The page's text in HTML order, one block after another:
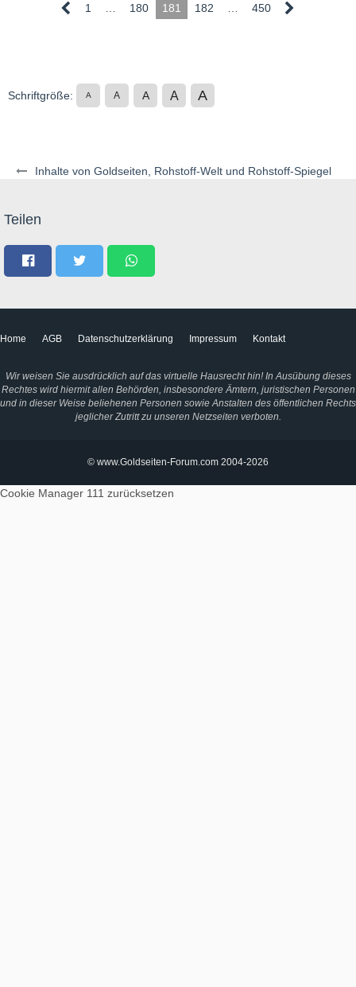
Inhalte von Goldseiten, Rohstoff-Welt und Rohstoff-Spiegel
1 180 181 182 450
Schriftgröße: A A A A A
Teilen
Home AGB Datenschutzerklärung Impressum Kontakt
Wir weisen Sie ausdrücklich auf das virtuelle Hausrecht hin! In Ausübung dieses
Rechtes wird hiermit allen Behörden, insbesondere Ämtern, juristischen Personen
und in dieser Weise beliehenen Personen sowie Anstalten des öffentlichen Rechts
jeglicher Zutritt zu unseren Netzseiten verboten.
© www.Goldseiten-Forum.com 2004-2026
Cookie Manager 111 zurücksetzen